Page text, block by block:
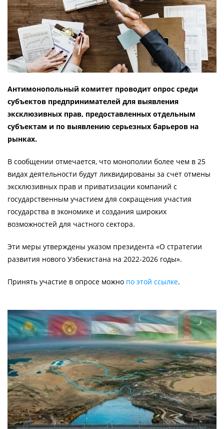
Антимонопольный комитет проводит опрос среди
субъектов предпринимателей для выявления
эксклюзивных прав, предоставленных отдельным
субъектам и по выявлению серьезных барьеров на
рынках.
В сообщении отмечается, что монополии более чем в 25
видах деятельности будут ликвидированы за счет отмены
эксклюзивных прав и приватизации компаний с
государственным участием для сокращения участия
государства в экономике и создания широких
возможностей для частного сектора.
Эти меры утверждены указом президента «О стратегии
развития нового Узбекистана на 2022-2026 годы».
Принять участие в опросе можно по этой ссылке.